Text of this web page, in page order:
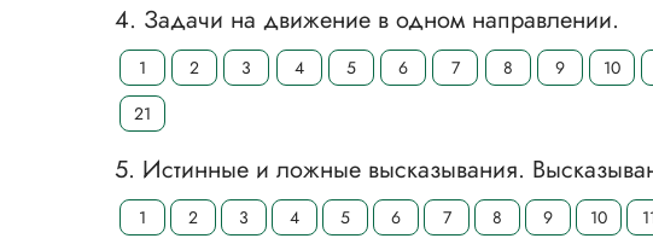
4. Задачи на движение в одном направлении.
1 2 3 4 5 6 7 8 9 10
21
5. Истинные и ложные высказывания.
1 2 3 4 5 6 7 8 9 10